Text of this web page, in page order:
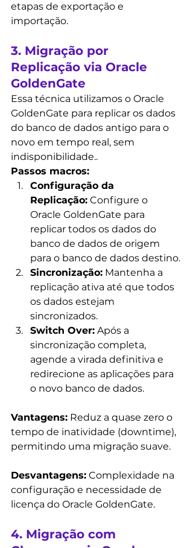
etapas de exportação e
importação.
3. Migração por
Replicação via Oracle
GoldenGate
Essa técnica utilizamos o Oracle
GoldenGate para replicar os dados
do banco de dados antigo para o
novo em tempo real, sem
indisponibilidade..
Passos macros:
Configuração da
Replicação: Configure o
Oracle GoldenGate para
replicar todos os dados do
banco de dados de origem
para o banco de dados destino.
Sincronização: Mantenha a
replicação ativa até que todos
os dados estejam
sincronizados.
Switch Over: Após a
sincronização completa,
agende a virada definitiva e
redirecione as aplicações para
o novo banco de dados.
Vantagens: Reduz a quase zero o
tempo de inatividade (downtime),
permitindo uma migração suave.
Desvantagens: Complexidade na
configuração e necessidade de
licença do Oracle GoldenGate.
4. Migração com